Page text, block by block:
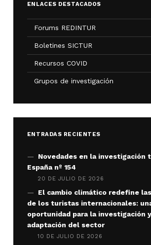
ENLACES DESTACADOS
Forums REDINTUR
Boletines SICTUR
Recursos COVID
Grupos de investigación
ENTRADAS RECIENTES
Novedades en la investigación
España nº 154
20 DE JULIO DE 2026
El cambio climático redefine
de los turistas internacionales:
oportunidad para la investigación
adaptación del sector
10 DE JULIO DE 2026